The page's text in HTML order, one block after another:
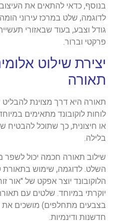
בנוסף, כדאי להתאים את
לדוגמה, שלט במרכז עירוני
גודל וצבע, בעוד שבאזורי
פרקטי וברור.
יצירת שילוט
תאורה
תאורה היא דרך מצוינת
לוחות לוקובונד מתאימים
או חיצונית, כך שתוכל
בלילה.
שילוב תאורה חכמה יכול
הלוקובונד יוצר אפקט של
יוקרתי במיוחד. שלטים עם
בצבעים מתחלפים) מושכים את
חדשנות ודינמיות.